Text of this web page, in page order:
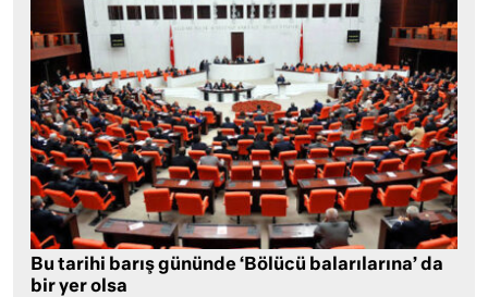
Bu tarihi barış gününde ‘Bölücü balarılarına’ da
bir yer olsa